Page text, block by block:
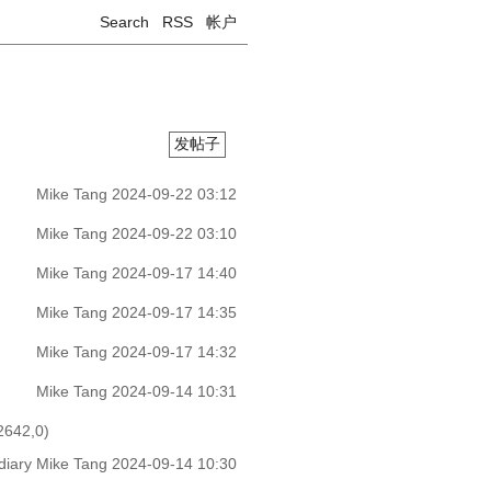
Search RSS 帐户
发帖子
Mike Tang 2024-09-22 03:12
Mike Tang 2024-09-22 03:10
Mike Tang 2024-09-17 14:40
Mike Tang 2024-09-17 14:35
Mike Tang 2024-09-17 14:32
Mike Tang 2024-09-14 10:31
Mike Tang 2024-09-14 10:30